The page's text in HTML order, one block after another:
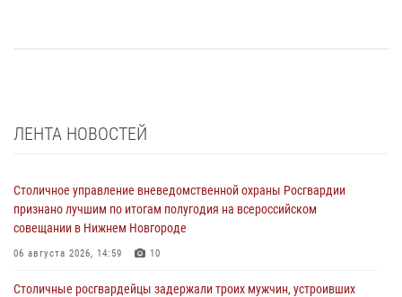
ЛЕНТА НОВОСТЕЙ
Столичное управление вневедомственной охраны Росгвардии
признано лучшим по итогам полугодия на всероссийском
совещании в Нижнем Новгороде
06 августа 2026, 14:59 10
Столичные росгвардейцы задержали троих мужчин, устроивших